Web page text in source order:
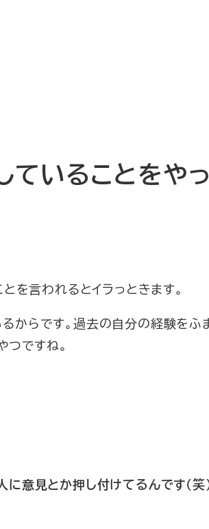
ていることをや
を言われるとイラっときます。
からです。過去の自分の経験をふ
つですね。
意見とか押し付けてるんです（笑